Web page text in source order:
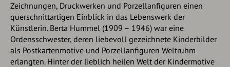
Zeichnungen, Druckwerken und Porzellanfiguren einen
querschnittartigen Einblick in das Lebenswerk der
Künstlerin. Berta Hummel (1909 – 1946) war eine
Ordensschwester, deren liebevoll gezeichnete Kinderbilder
als Postkartenmotive und Porzellanfiguren Weltruhm
erlangten. Hinter der lieblich heilen Welt der Kindermotive